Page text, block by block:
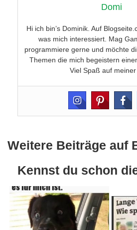
Domi
Hi ich bin’s Dominik. Auf
was mich interessiert. Mag
programmiere gerne und möchte
Themen die mich begeistern
Viel Spaß auf
Weitere Beiträge auf
Kennst du schon